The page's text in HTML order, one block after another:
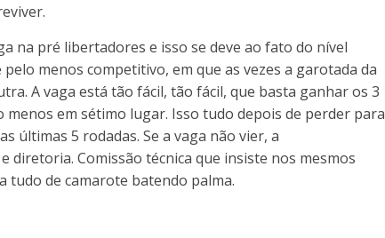
na pré libertadores e isso se deve ao fato do nível
menos competitivo, em que as vezes a garotada da
A vaga está tão fácil, tão fácil, que basta ganhar os 3
menos em sétimo lugar. Isso tudo depois de perder para
últimas 5 rodadas. Se a vaga não vier, a
diretoria. Comissão técnica que insiste nos mesmos
tudo de camarote batendo palma.